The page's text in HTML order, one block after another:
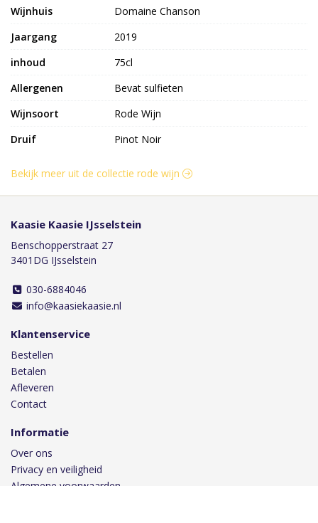
Wijnhuis
Domaine Chanson
Jaargang
2019
inhoud
75cl
Allergenen
Bevat sulfieten
Wijnsoort
Rode Wijn
Druif
Pinot Noir
Bekijk meer uit de collectie rode wijn
Kaasie Kaasie IJsselstein
Benschopperstraat 27
3401DG IJsselstein
030-6884046
info@kaasiekaasie.nl
Klantenservice
Bestellen
Betalen
Afleveren
Contact
Informatie
Over ons
Privacy en veiligheid
Algemene voorwaarden